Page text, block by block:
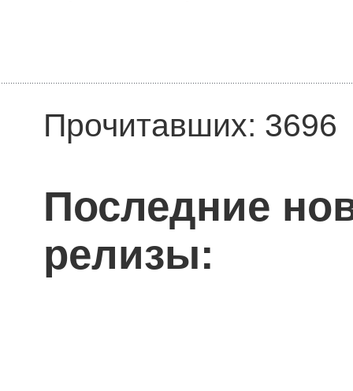
Прочитавших: 3696
Последние
релизы: